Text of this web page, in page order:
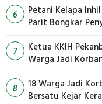
6
Petani Kelapa
Parit Bongkar
7
Ketua KKIH
8
18 Warga Jadi
Bersatu Kejar